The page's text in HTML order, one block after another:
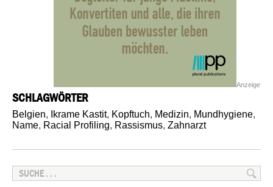
Anzeige
SCHLAGWÖRTER
Belgien, Ikrame Kastit, Kopftuch, Medizin, Mundhygiene,
Name, Racial Profiling, Rassismus, Zahnarzt